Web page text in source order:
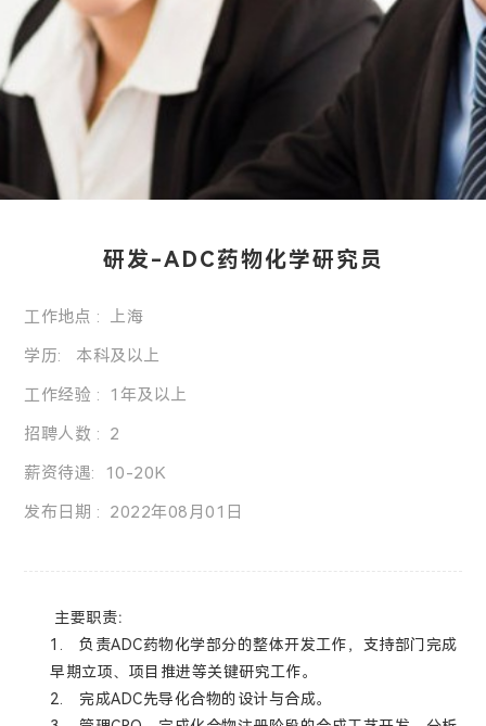
研发-ADC药物化学研究员
工作地点 : 上海
学历: 本科及以上
工作经验 : 1年及以上
招聘人数 : 2
薪资待遇: 10-20K
发布日期 : 2022年08月01日
主要职责：
1.
负责ADC药物化学部分的整体开发工作，支持部门完成
早期立项、项目推进等关键研究工作。
2.
完成ADC先导化合物的设计与合成。